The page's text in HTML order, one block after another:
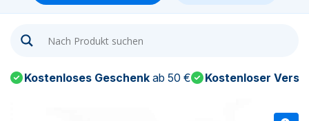
Kostenloses Geschenk ab 50 € Kostenloser